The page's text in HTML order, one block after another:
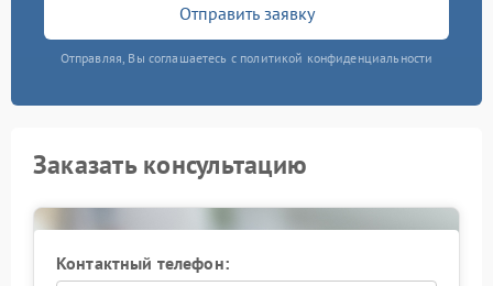
Отправить заявку
Отправляя, Вы соглашаетесь с политикой конфиденциальности
Заказать консультацию
Контактный телефон: